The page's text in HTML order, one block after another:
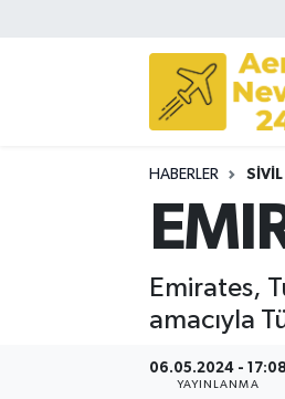
HABERLER
Emirates,
amacıyla
06.05.2024 - 17:08
YAYINLANMA
Sivil Havacılık